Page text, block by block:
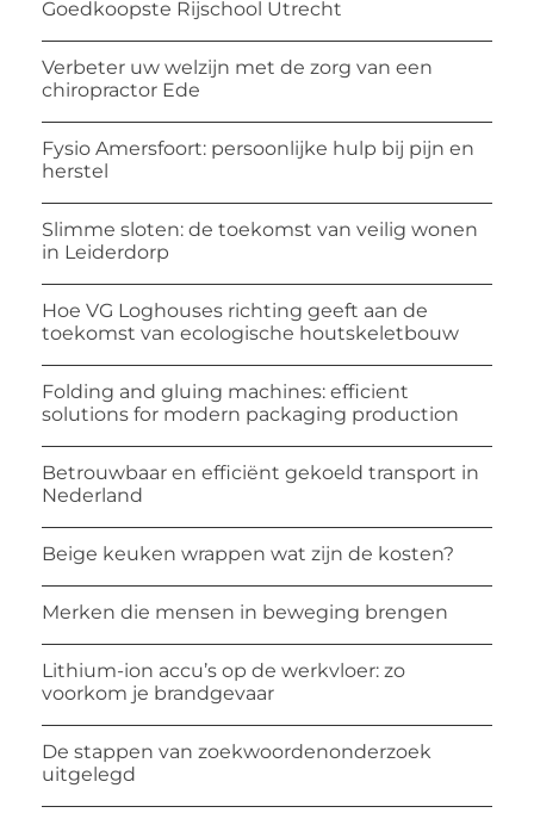
Goedkoopste Rijschool Utrecht
Verbeter uw welzijn met de zorg van een
chiropractor Ede
Fysio Amersfoort: persoonlijke hulp bij pijn en
herstel
Slimme sloten: de toekomst van veilig wonen
in Leiderdorp
Hoe VG Loghouses richting geeft aan de
toekomst van ecologische houtskeletbouw
Folding and gluing machines: efficient
solutions for modern packaging production
Betrouwbaar en efficiënt gekoeld transport in
Nederland
Beige keuken wrappen wat zijn de kosten?
Merken die mensen in beweging brengen
Lithium-ion accu’s op de werkvloer: zo
voorkom je brandgevaar
De stappen van zoekwoordenonderzoek
uitgelegd